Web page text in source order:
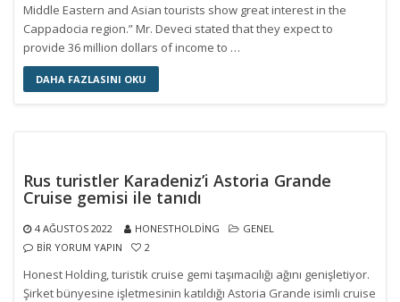
Middle Eastern and Asian tourists show great interest in the
Cappadocia region.” Mr. Deveci stated that they expect to
provide 36 million dollars of income to …
DAHA FAZLASINI OKU
Rus turistler Karadeniz’i Astoria Grande
Cruise gemisi ile tanıdı
4 AĞUSTOS 2022 HONESTHOLDING
GENEL
BIR YORUM YAPIN
2
Honest Holding, turistik cruise gemi taşımacılığı ağını genişletiyor.
Şirket bünyesine işletmesinin katıldığı Astoria Grande isimli cruise